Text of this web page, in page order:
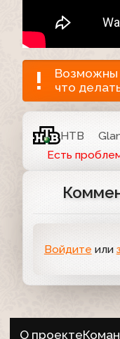
Возможны
что
НТВ
Есть
Войдите или
О проекте